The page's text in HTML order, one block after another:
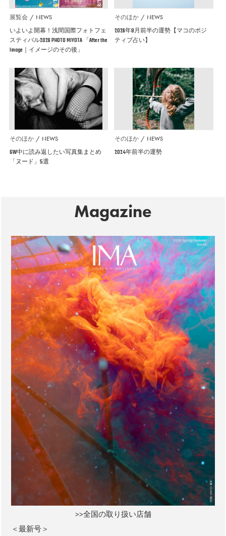
展覧会 NEWS
いよいよ開幕！浅間国際フォトフェ
スティバル2026 PHOTO MIYOTA 「After the
Image｜イメージのその後」
そのほか NEWS
2026年8月前半の運勢【マコのポジ
ティブ占い】
そのほか NEWS
GW中に読み返したい写真集まとめ
「ヌード」5選
そのほか NEWS
2024年前半の運勢
Magazine
>>全国の取り扱い店舗
＜最新号＞